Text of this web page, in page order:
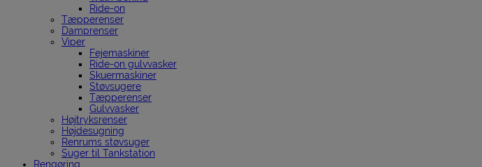
Ride-on
Tæpperenser
Damprenser
Viper
Fejemaskiner
Ride-on gulvvasker
Skuermaskiner
Støvsugere
Tæpperenser
Gulvvasker
Højtryksrenser
Højdesugning
Renrums støvsuger
Suger til Tankstation
Rengøring